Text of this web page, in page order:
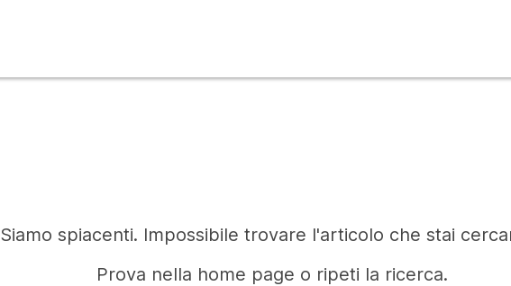
Siamo spiacenti. Impossibile trovare l'articolo che stai
Prova nella home page o ripeti la ricerca.